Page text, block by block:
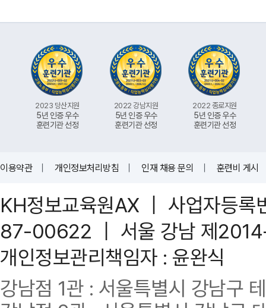
2023 당산지원
5년 인증 우수
훈련기관 선정
2022 강남지원
5년 인증 우수
훈련기관 선정
2022 종로지원
5년 인증 우수
훈련기관 선정
이용약관 개인정보처리방침 인재 채용 문의 훈련비 게시
KH정보교육원AX ｜ 사업자등
87-00622 ｜ 서울 강남 제
개인정보관리책임자 : 윤완식
강남점 1관 : 서울특별시 강남구